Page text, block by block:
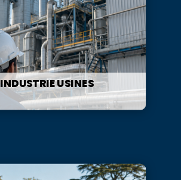
INDUSTRIE USINES